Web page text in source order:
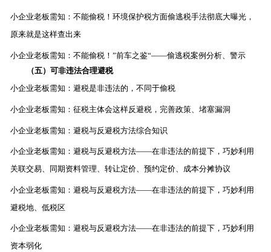
小企业老板需知：不能偷税！环境保护税方面偷逃税手法彻底大曝光，
原来就是这样查出来
小企业老板需知：不能偷税！”前车之鉴“——偷逃税案例分析、警示
（五）可非违法合理避税
小企业老板需知：避税是非违法的，不同于偷税
小企业老板需知：征税主体会这样反避税，完善政策、堵塞漏洞
小企业老板需知：避税与反避税方法综合知识
小企业老板需知：避税与反避税方法——在非违法的前提下，巧妙利用
关联交易、同期资料管理、转让定价、预约定价、成本分摊协议
小企业老板需知：避税与反避税方法——在非违法的前提下，巧妙利用
避税地、低税区
小企业老板需知：避税与反避税方法——在非违法的前提下，巧妙利用
资本弱化